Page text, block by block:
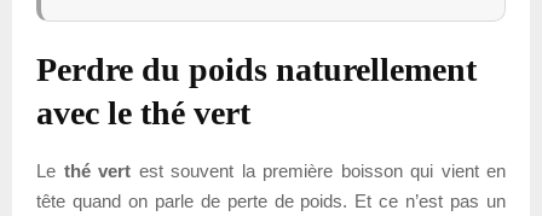
Perdre du poids naturellement
avec le thé vert
Le thé vert est souvent la première boisson qui vient en
tête quand on parle de perte de poids. Et ce n’est pas un